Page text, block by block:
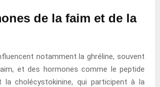
de la faim et de la
notamment la ghréline, souvent
et des hormones comme le peptide
la cholécystokinine, qui participent à la